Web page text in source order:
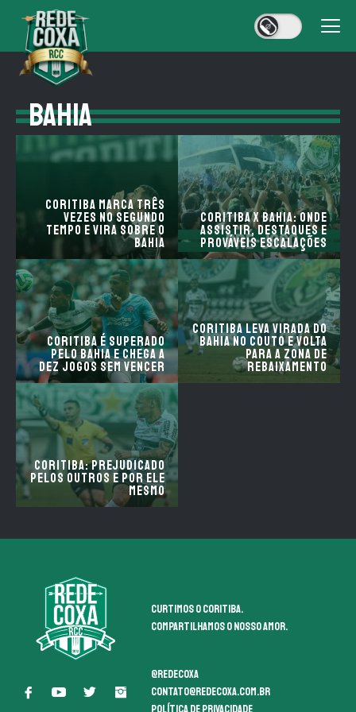
BAHIA
Coritiba marca três
vezes no segundo
tempo e vira sobre o
Bahia
Coritiba X Bahia: onde
assistir, destaques e
prováveis escalações
Coritiba é superado
pelo Bahia e chega a
dez jogos sem vencer
Coritiba leva virada do
Bahia no Couto e volta
para a zona de
rebaixamento
Coritiba: prejudicado
pelos outros e por ele
mesmo
Curtimos o coritiba.
Compartilhamos o nosso amor.
@redecoxa
contato@redecoxa.com.br
Política de Privacidade